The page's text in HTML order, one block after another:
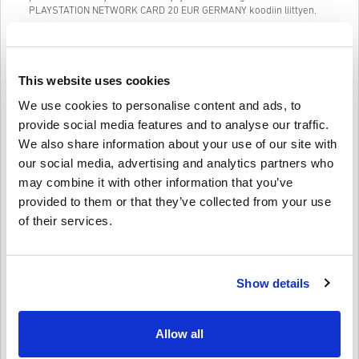
This website uses cookies
We use cookies to personalise content and ads, to
provide social media features and to analyse our traffic.
We also share information about your use of our site with
our social media, advertising and analytics partners who
may combine it with other information that you’ve
provided to them or that they’ve collected from your use
of their services.
Show details
Allow all
PLAYSTATION NETWORK CARD 20 EUR GERMANY koodiin liittyen.
suoraviivainen, eikä sisällä ylimääräistä kaavakkeiden täyttöä.
PLAYSTATION NETWORK CARD 20 EUR GERMANY ostaminen
Näin se toimii Livecards.netissä
Uusi Livecards.netissä? Digitaalisten koodien ostaminen on nopeaa
ja helppoa:
HUOM
Pre-Ordertuotteet ovat tilattavissa ennakkoon ja ne
Kaikki ladattavat pelikoodimme on tuotettu pelin kehittäjän